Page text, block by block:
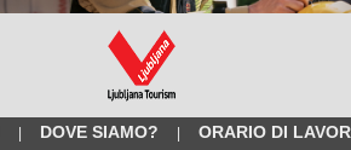
| DOVE SIAMO? |
ORARIO DI